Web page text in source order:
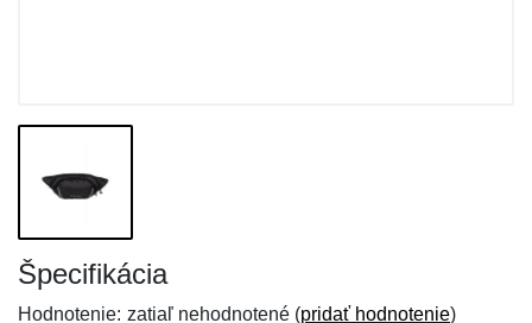
Špecifikácia
Hodnotenie: zatiaľ nehodnotené (pridať hodnotenie)